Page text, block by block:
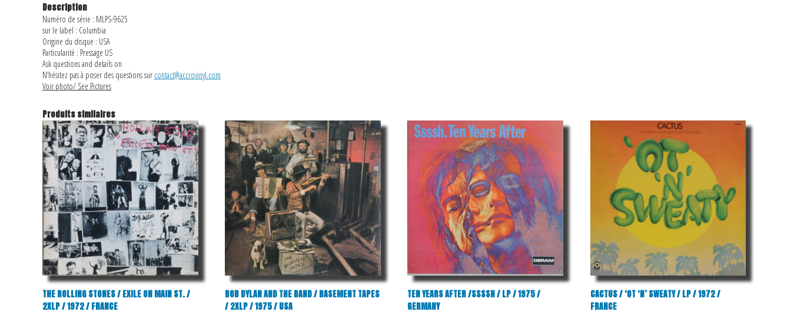
Description
Numéro de série : MLPS-9625
sur le label : Columbia
Origine du disque : USA
Particularité : Pressage US
Ask questions and details on
N’hésitez pas à poser des questions sur contact@accrovinyl.com
Voir photo/ See Pictures
Produits similaires
THE ROLLING STONES / EXILE ON MAIN ST. /
2XLP / 1972 / FRANCE
BOB DYLAN AND THE BAND / BASEMENT TAPES
/ 2XLP / 1975 / USA
TEN YEARS AFTER /SSSSH / LP / 1975 /
GERMANY
CACTUS / ‘OT ‘N’ SWEATY / LP / 1972 /
FRANCE